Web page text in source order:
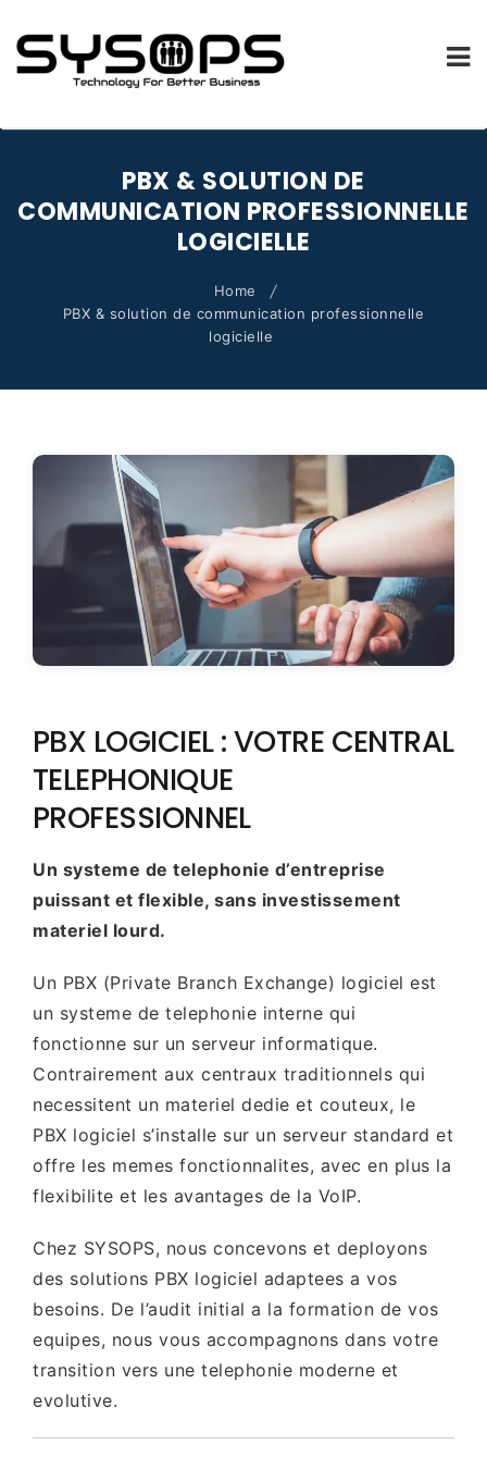
PBX & SOLUTION DE
COMMUNICATION PROFESSIONNELLE
LOGICIELLE
Home
PBX & solution de communication professionnelle
logicielle
PBX LOGICIEL : VOTRE CENTRAL
TELEPHONIQUE
PROFESSIONNEL
Un systeme de telephonie d’entreprise
puissant et flexible, sans investissement
materiel lourd.
Un PBX (Private Branch Exchange) logiciel est
un systeme de telephonie interne qui
fonctionne sur un serveur informatique.
Contrairement aux centraux traditionnels qui
necessitent un materiel dedie et couteux, le
PBX logiciel s’installe sur un serveur standard et
offre les memes fonctionnalites, avec en plus la
flexibilite et les avantages de la VoIP.
Chez SYSOPS, nous concevons et deployons
des solutions PBX logiciel adaptees a vos
besoins. De l’audit initial a la formation de vos
equipes, nous vous accompagnons dans votre
transition vers une telephonie moderne et
evolutive.